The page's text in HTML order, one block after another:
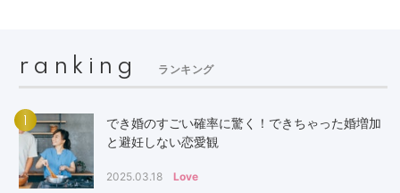
ranking ランキング
でき婚のすごい確率に驚く！できちゃった婚増加
と避妊しない恋愛観
2025.03.18 Love